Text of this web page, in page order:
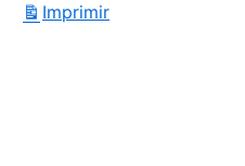
Imprimir